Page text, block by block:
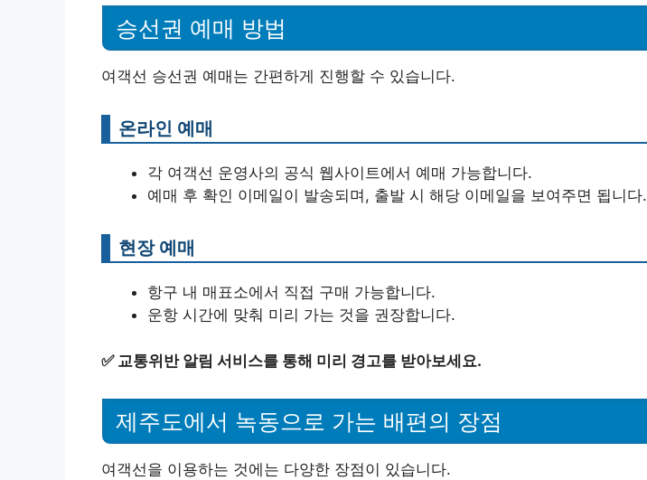
승선권 예매 방법
여객선 승선권 예매는 간편하게 진행할 수 있습니다.
온라인 예매
각 여객선 운영사의 공식 웹사이트에서 예매 가능합니다.
예매 후 확인 이메일이 발송되며, 출발 시 해당 이메일을 보여주면 됩니다.
현장 예매
항구 내 매표소에서 직접 구매 가능합니다.
운항 시간에 맞춰 미리 가는 것을 권장합니다.
✅ 교통위반 알림 서비스를 통해 미리 경고를 받아보세요.
제주도에서 녹동으로 가는 배편의 장점
여객선을 이용하는 것에는 다양한 장점이 있습니다.